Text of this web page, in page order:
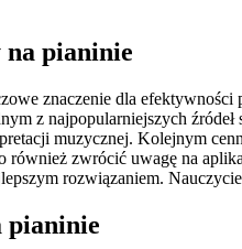
na pianinie
znaczenie dla
z najpopularniejszych
muzycznej. Kolejnym
zwrócić uwagę na
rozwiązaniem.
pianinie